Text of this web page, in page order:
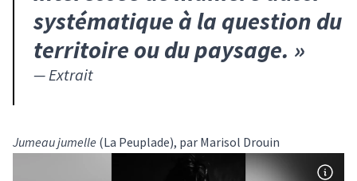
systématique à la question du
territoire ou du paysage. »
—Extrait
Jumeau jumelle (La Peuplade), par Marisol Drouin